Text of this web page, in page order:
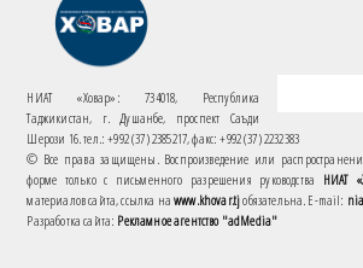
НИАТ «Ховар»: 734018, Республика
Таджикистан, г. Душанбе, проспект Саъди
Шерози 16. тел.: +992 (37) 2385217, факс: +992 (37) 2232383
© Все права защищены. Воспроизведение или
форме только с письменного разрешения руководства НИАТ
материалов сайта, ссылка наwww.khovar.tjобязательна. E-mail:
Разработка сайта: Рекламное агентство "adMedia"